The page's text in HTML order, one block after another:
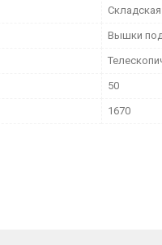
Вышки
50
1670